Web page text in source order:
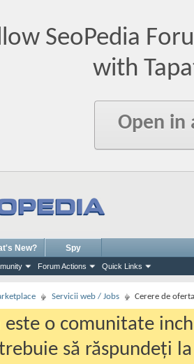
SeoPedia
with
Open in
Forum Actions Quick Links
New? Spy
Servicii web / Jobs Cerere de
este o comunitate
să răspundeți